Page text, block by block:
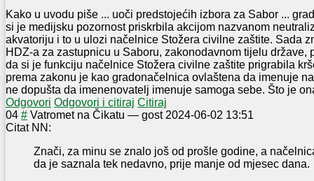
Kako u uvodu piše ... uoči predstojećih izbora za Sabor ...
si je medijsku pozornost priskrbila akcijom nazvanom
akvatoriju i to u ulozi načelnice Stožera civilne zaštite. Sada
HDZ-a za zastupnicu u Saboru, zakonodavnom tijelu države,
da si je funkciju načelnice Stožera civilne zaštite prigrabila
prema zakonu je kao gradonačelnica ovlaštena da imenuje
ne dopušta da imenenovatelj imenuje samoga sebe. Što je
Odgovori Odgovori i citiraj Citiraj
04 # Vatromet na Čikatu — gost 2024-06-02 13:51
Citat NN:
Znači, za minu se znalo još od prošle godine, a
da je saznala tek nedavno, prije manje od mjesec dana.